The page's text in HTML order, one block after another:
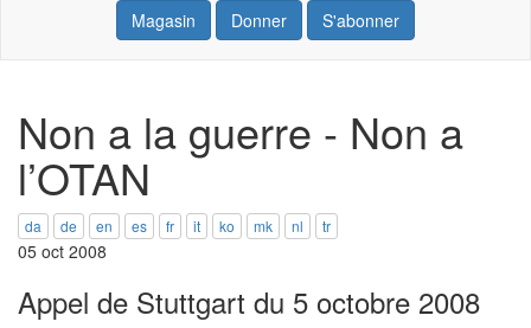
Guerre
Magasin Donner S'abonner
Non a la guerre - Non a
l’OTAN
da de en es fr it ko mk nl tr
05 oct 2008
Appel de Stuttgart du 5 octobre 2008